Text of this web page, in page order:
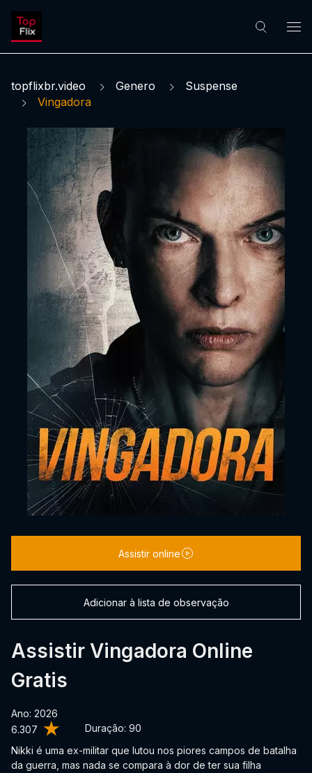
topflixbr.video Genero
Suspense
Vingadora
6.307 Duração: 90
Assistir Vingadora Online
Gratis
Ano: 2026
Nikki é uma ex-militar que lutou nos piores campos de batalha
da guerra, mas nada se compara à dor de ter sua filha
Assistir online
Adicionar à lista de observação